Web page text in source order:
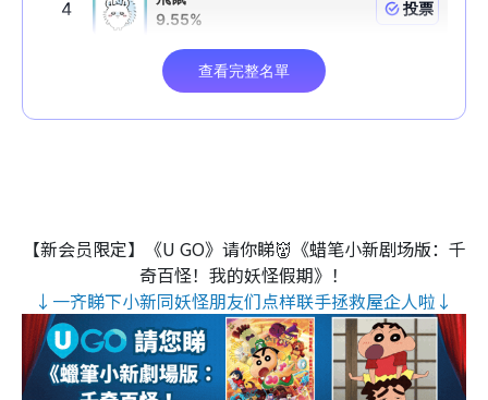
【新会员限定】《U GO》请你睇👹《蜡笔小新剧场版：千
奇百怪！我的妖怪假期》！
↓一齐睇下小新同妖怪朋友们点样联手拯救屋企人啦↓